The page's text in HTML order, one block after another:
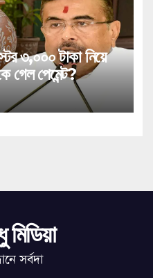
৩,০০০ টাকা নিয়ে
গেল পেমেন্ট?
সর্বদা